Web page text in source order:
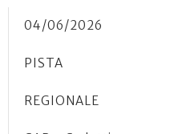
04/06/2026
PISTA
REGIONALE